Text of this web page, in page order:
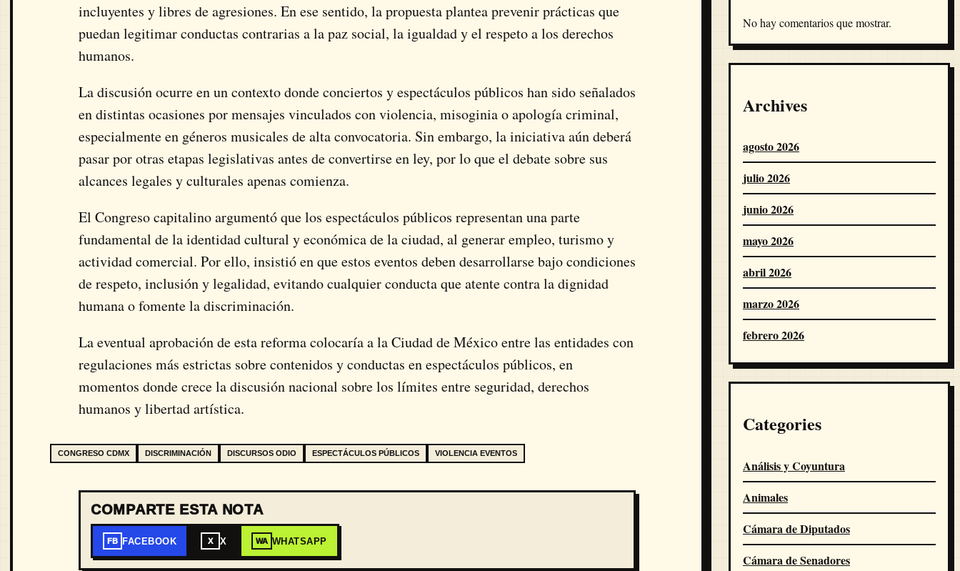
incluyentes y libres de agresiones. En ese sentido, la propuesta plantea prevenir prácticas que
puedan legitimar conductas contrarias a la paz social, la igualdad y el respeto a los derechos
humanos.
La discusión ocurre en un contexto donde conciertos y espectáculos públicos han sido señalados
en distintas ocasiones por mensajes vinculados con violencia, misoginia o apología criminal,
especialmente en géneros musicales de alta convocatoria. Sin embargo, la iniciativa aún deberá
pasar por otras etapas legislativas antes de convertirse en ley, por lo que el debate sobre sus
alcances legales y culturales apenas comienza.
El Congreso capitalino argumentó que los espectáculos públicos representan una parte
fundamental de la identidad cultural y económica de la ciudad, al generar empleo, turismo y
actividad comercial. Por ello, insistió en que estos eventos deben desarrollarse bajo condiciones
de respeto, inclusión y legalidad, evitando cualquier conducta que atente contra la dignidad
humana o fomente la discriminación.
La eventual aprobación de esta reforma colocaría a laCiudad de Méxicoentre las entidades con
regulaciones más estrictas sobre contenidos y conductas en espectáculos públicos, en
momentos donde crece la discusión nacional sobre los límites entre seguridad, derechos
humanos y libertad artística.
CONGRESO CDMX DISCRIMINACIÓN DISCURSOS ODIO ESPECTÁCULOS PÚBLICOS VIOLENCIA EVENTOS
COMPARTE ESTA NOTA
FB FACEBOOK X X WA WHATSAPP
No hay comentarios que mostrar.
Archives
agosto 2026
julio 2026
junio 2026
mayo 2026
abril 2026
marzo 2026
febrero 2026
Categories
Análisis y Coyuntura
Animales
Cámara de Diputados
Cámara de Senadores